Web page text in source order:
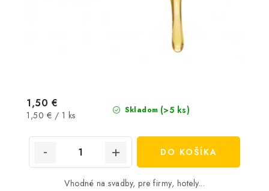
Skladom (>5 ks)
1,50 €
Jednotková
1,50 € / 1 ks
DO KOŠÍKA
Vhodné na svadby, pre firmy, hotely...